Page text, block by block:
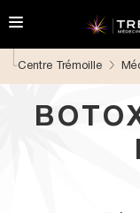
Rechercher
Centre Trémoille